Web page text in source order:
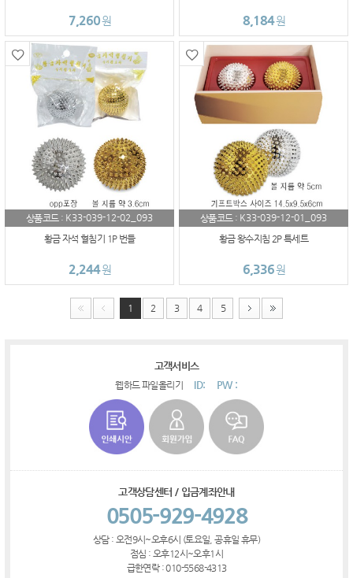
7,260원 8,184원
상품코드 : K33-039-12-02_093
황금 자석 혈침기 1P 번들
2,244원
상품코드 : K33-039-12-01_093
황금 왕수지침 2P 특세트
6,336원
1 2 3 4 5
고객서비스
웹하드 파일올리기 ID: PW :
고객상담센터 / 입금계좌안내
0505-929-4928
상담 : 오전9시~오후6시 (토요일, 공휴일 휴무)
점심 : 오후12시~오후1시
급한연락 : 010-5568-4313